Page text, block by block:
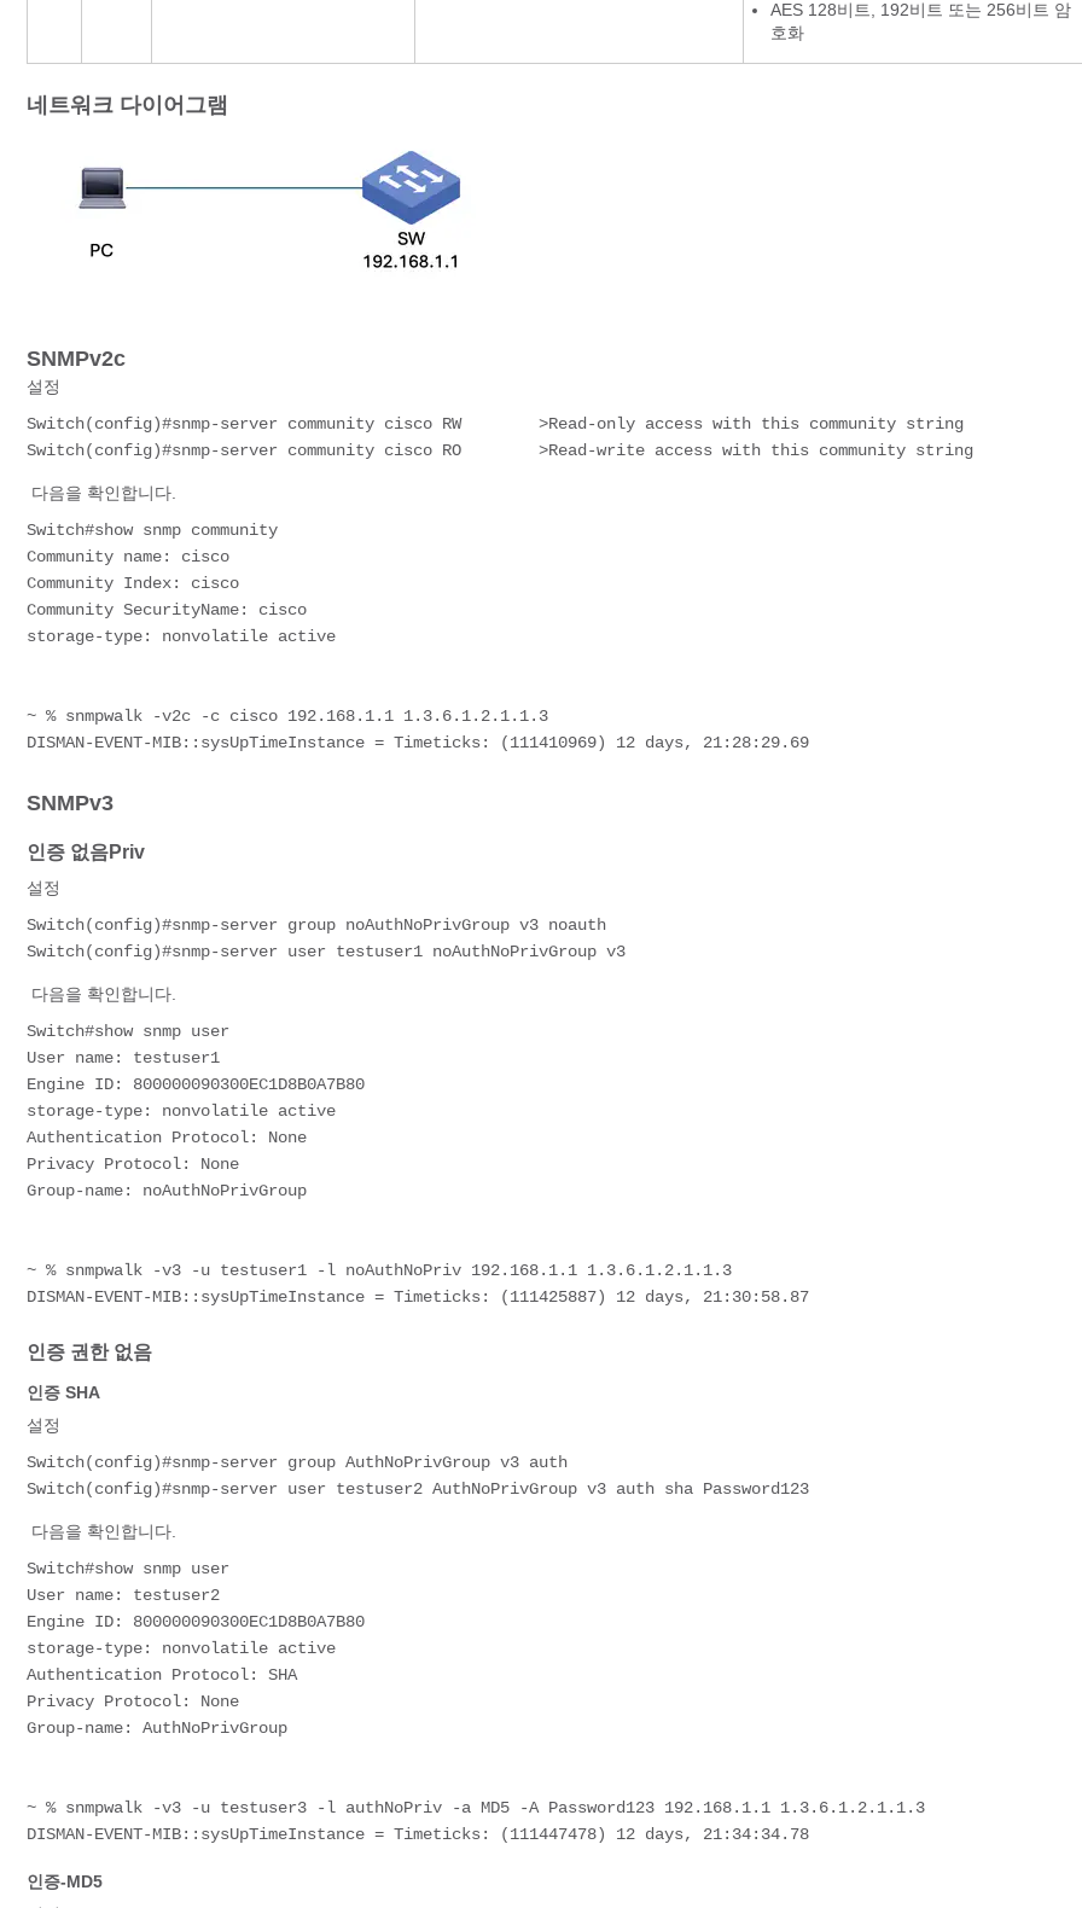
AES 128비트, 192비트 또는 256비트 암
호화
네트워크 다이어그램
SNMPv2c
설정
Switch(config)#snmp-server community cisco RW        >Read-only access with this community string
Switch(config)#snmp-server community cisco RO        >Read-write access with this community string
다음을 확인합니다.
Switch#show snmp community
Community name: cisco
Community Index: cisco
Community SecurityName: cisco
storage-type: nonvolatile active
~ % snmpwalk -v2c -c cisco 192.168.1.1 1.3.6.1.2.1.1.3
DISMAN-EVENT-MIB::sysUpTimeInstance = Timeticks: (111410969) 12 days, 21:28:29.69
SNMPv3
인증 없음Priv
설정
Switch(config)#snmp-server group noAuthNoPrivGroup v3 noauth
Switch(config)#snmp-server user testuser1 noAuthNoPrivGroup v3
다음을 확인합니다.
Switch#show snmp user
User name: testuser1
Engine ID: 800000090300EC1D8B0A7B80
storage-type: nonvolatile active
Authentication Protocol: None
Privacy Protocol: None
Group-name: noAuthNoPrivGroup
~ % snmpwalk -v3 -u testuser1 -l noAuthNoPriv 192.168.1.1 1.3.6.1.2.1.1.3
DISMAN-EVENT-MIB::sysUpTimeInstance = Timeticks: (111425887) 12 days, 21:30:58.87
인증 권한 없음
인증 SHA
설정
Switch(config)#snmp-server group AuthNoPrivGroup v3 auth
Switch(config)#snmp-server user testuser2 AuthNoPrivGroup v3 auth sha Password123
다음을 확인합니다.
Switch#show snmp user
User name: testuser2
Engine ID: 800000090300EC1D8B0A7B80
storage-type: nonvolatile active
Authentication Protocol: SHA
Privacy Protocol: None
Group-name: AuthNoPrivGroup
~ % snmpwalk -v3 -u testuser3 -l authNoPriv -a MD5 -A Password123 192.168.1.1 1.3.6.1.2.1.1.3
DISMAN-EVENT-MIB::sysUpTimeInstance = Timeticks: (111447478) 12 days, 21:34:34.78
인증-MD5